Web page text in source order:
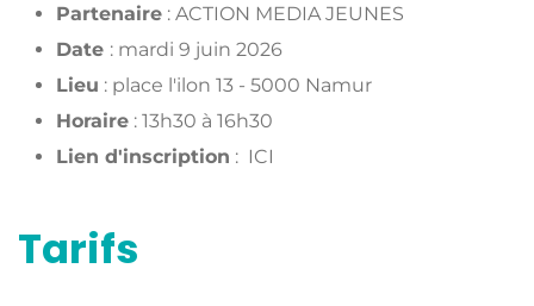
Partenaire : ACTION MEDIA JEUNES
Date : mardi 9 juin 2026
Lieu : place l'ilon 13 - 5000 Namur
Horaire : 13h30 à 16h30
Lien d'inscription : ICI
Tarifs